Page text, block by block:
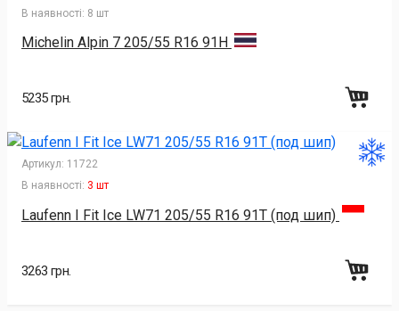
В наявності: 8 шт
Michelin Alpin 7 205/55 R16 91H
5235 грн.
Артикул: 11722
В наявності: 3 шт
Laufenn I Fit Ice LW71 205/55 R16 91T (под шип)
3263 грн.